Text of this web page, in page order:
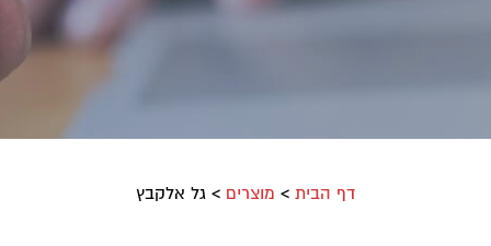
דף הבית > מוצרים > גל אלקבץ